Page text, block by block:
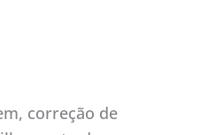
correção de